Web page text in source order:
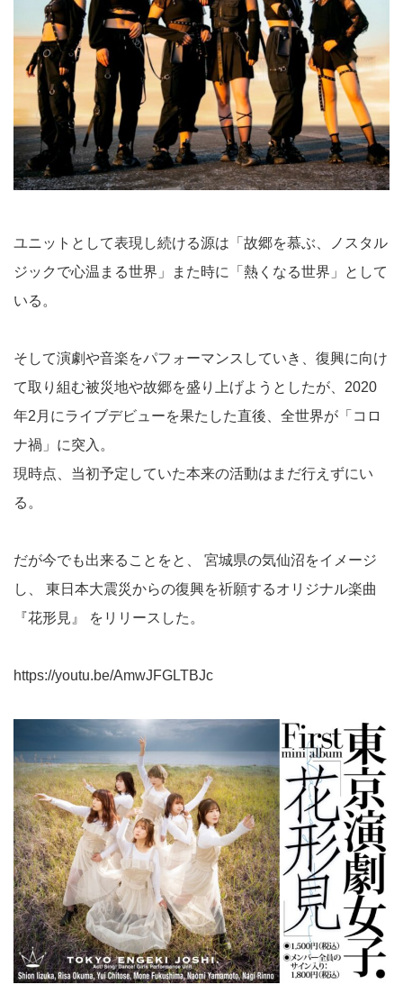
ユニットとして表現し続ける源は「故郷を慕ぶ、ノスタル
ジックで心温まる世界」また時に「熱くなる世界」として
いる。
そして演劇や音楽をパフォーマンスしていき、復興に向け
て取り組む被災地や故郷を盛り上げようとしたが、2020
年2月にライブデビューを果たした直後、全世界が「コロ
ナ禍」に突入。
現時点、当初予定していた本来の活動はまだ行えずにい
る。
だが今でも出来ることをと、 宮城県の気仙沼をイメージ
し、 東日本大震災からの復興を祈願するオリジナル楽曲
『花形見』 をリリースした。
https://youtu.be/AmwJFGLTBJc